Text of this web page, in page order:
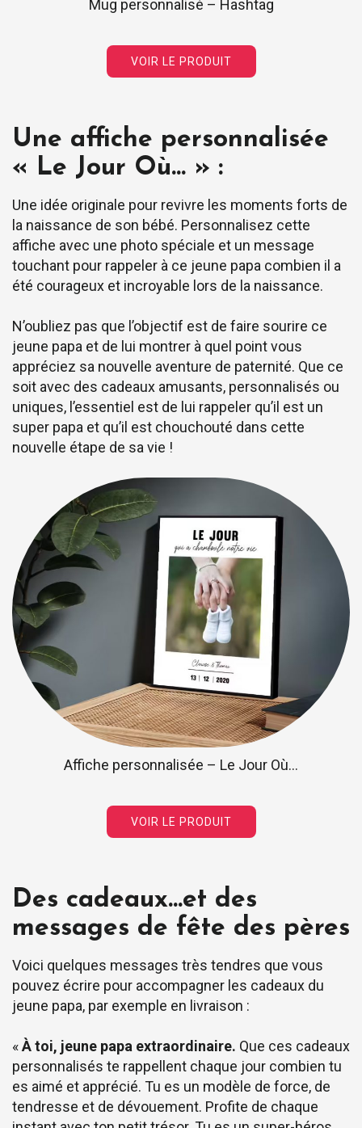
Mug personnalisé – Hashtag
VOIR LE PRODUIT
Une affiche personnalisée
« Le Jour Où… » :
Une idée originale pour revivre les moments forts de
la naissance de son bébé. Personnalisez cette
affiche avec une photo spéciale et un message
touchant pour rappeler à ce jeune papa combien il a
été courageux et incroyable lors de la naissance.
N’oubliez pas que l’objectif est de faire sourire ce
jeune papa et de lui montrer à quel point vous
appréciez sa nouvelle aventure de paternité. Que ce
soit avec des cadeaux amusants, personnalisés ou
uniques, l’essentiel est de lui rappeler qu’il est un
super papa et qu’il est chouchouté dans cette
nouvelle étape de sa vie !
Affiche personnalisée – Le Jour Où…
VOIR LE PRODUIT
Des cadeaux…et des
messages de fête des pères
Voici quelques messages très tendres que vous
pouvez écrire pour accompagner les cadeaux du
jeune papa, par exemple en livraison :
«À toi, jeune papa extraordinaire. Que ces cadeaux
personnalisés te rappellent chaque jour combien tu
es aimé et apprécié. Tu es un modèle de force, de
tendresse et de dévouement. Profite de chaque